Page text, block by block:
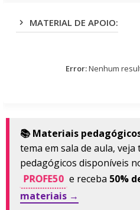
MATERIAL DE APOIO:
Error:Nenhum
📚 Materiais
tema em sala de aula,
pedagógicos disponíveis
PROFE50 e receba 50%
materiais →